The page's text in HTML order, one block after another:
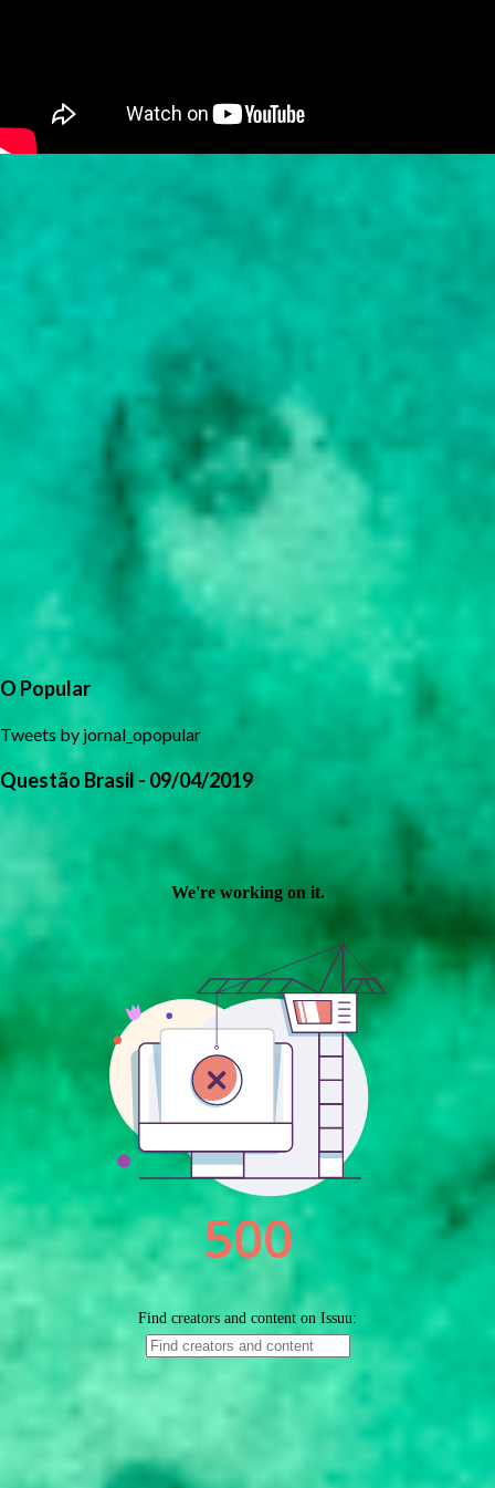
O Popular
Tweets by jornal_opopular
Questão Brasil - 09/04/2019